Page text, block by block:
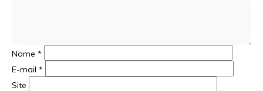
Nome *
E-mail *
Site